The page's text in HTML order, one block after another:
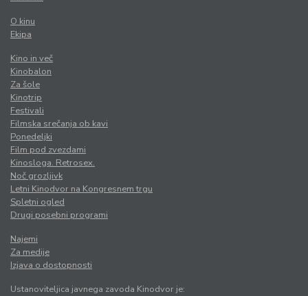
O kinu
Ekipa
Kino in več
Kinobalon
Za šole
Kinotrip
Festivali
Filmska srečanja ob kavi
Ponedeljki
Film pod zvezdami
Kinosloga. Retrosex.
Noč grozljivk
Letni Kinodvor na Kongresnem trgu
Spletni ogled
Drugi posebni programi
Najemi
Za medije
Izjava o dostopnosti
Ustanoviteljica javnega zavoda Kinodvor je: